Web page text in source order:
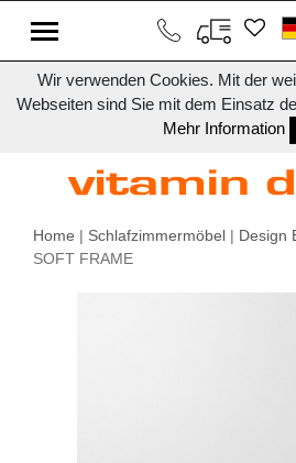
Wir verwenden Cookies. Mit der
Webseiten sind Sie mit dem Einsatz
Mehr Information
Home | Schlafzimmermöbel | Design
SOFT FRAME